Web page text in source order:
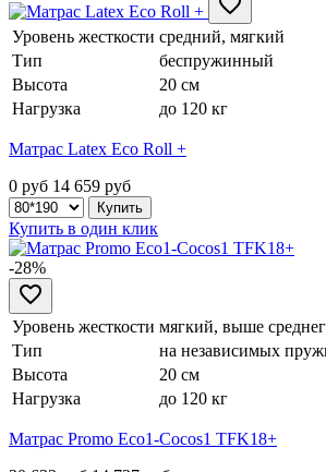
Уровень жесткости средний, мягкий
Тип
беспружинный
Высота
20 см
Нагрузка
до 120 кг
Матрас Latex Eco Roll +
0 руб 14 659 руб
Купить в один клик
-28%
Уровень жесткости мягкий, выше
Тип
на независимых
Высота
20 см
Нагрузка
до 120 кг
Матрас Promo Eco1-Cocos1 TFK18+